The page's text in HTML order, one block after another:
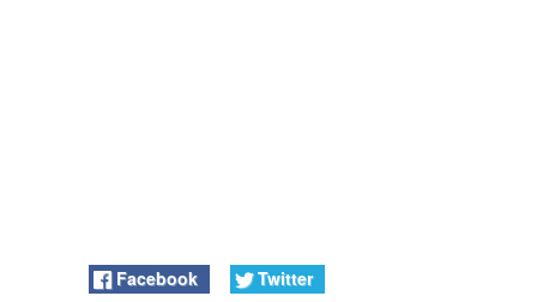
Facebook Twitter